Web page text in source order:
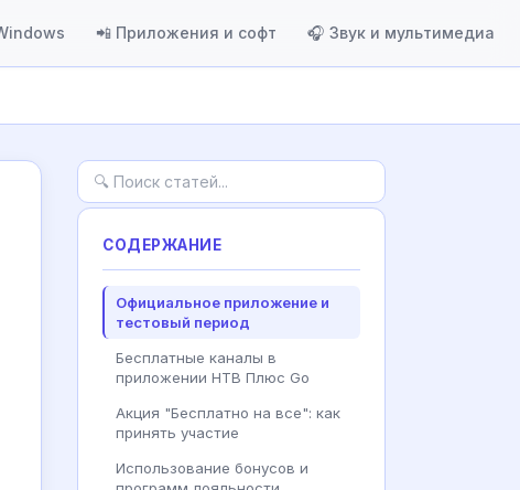
📲 Приложения и софт 🎧 Звук и мультимедиа
СОДЕРЖАНИЕ
Официальное приложение и
тестовый период
Бесплатные каналы в
приложении НТВ Плюс Go
Акция "Бесплатно на все": как
принять участие
Использование бонусов и